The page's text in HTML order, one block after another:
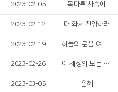
2023-02-05 목마른 사슴이
2023-02-12 다 와서 찬양하라
2023-02-19 하늘의 문을 여소서
2023-02-26 이 세상의 모든 죄를
2023-03-05 은혜